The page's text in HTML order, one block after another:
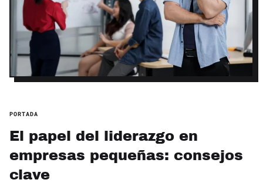
PORTADA
El papel del liderazgo en
empresas pequeñas: consejos
clave